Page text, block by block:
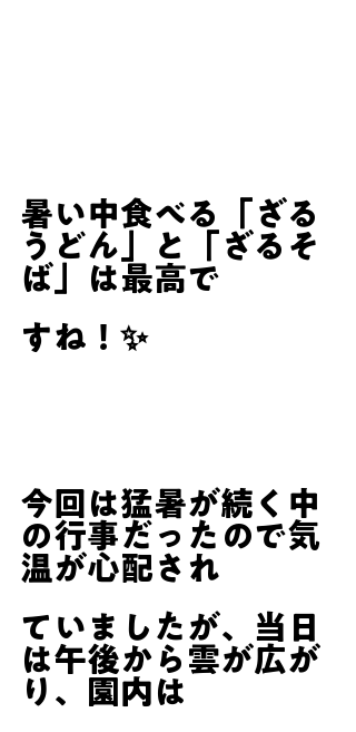
暑い中食べる「ざる
うどん」と「ざるそ
ば」は最高で
すね！✨
今回は猛暑が続く中
の行事だったので気
温が心配され
ていましたが、当日
は午後から雲が広が
り、園内は